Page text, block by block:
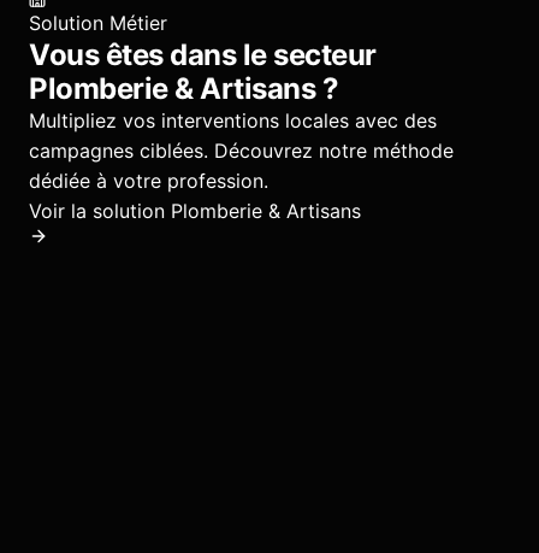
Solution Métier
Vous êtes dans le secteur
Plomberie & Artisans?
Multipliez vos interventions locales avec des
campagnes ciblées. Découvrez notre méthode
dédiée à votre profession.
Voir la solution Plomberie & Artisans